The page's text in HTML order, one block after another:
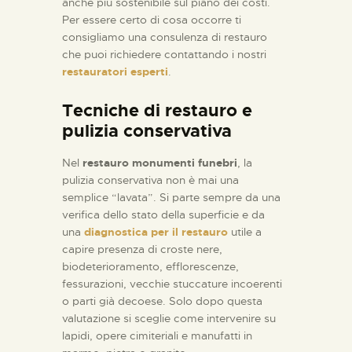
Per essere certo di cosa occorre ti
consigliamo una consulenza di restauro
che puoi richiedere contattando i nostri
restauratori esperti.
Tecniche di restauro e
pulizia conservativa
Nel restauro monumenti funebri, la
pulizia conservativa non è mai una
semplice “lavata”. Si parte sempre da una
verifica dello stato della superficie e da
una diagnostica per il restauro utile a
capire presenza di croste nere,
biodeterioramento, efflorescenze,
fessurazioni, vecchie stuccature incoerenti
o parti già decoese. Solo dopo questa
valutazione si sceglie come intervenire su
lapidi, opere cimiteriali e manufatti in